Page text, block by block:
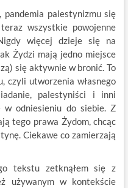
palestynizmu się
wszystkie powojenne
więcej dzieje się na
Żydzi mają jedno miejsce
się aktywnie w bronić. To
czyli utworzenia własnego
palestyniści i inni
w odniesieniu do siebie. Z
tego prawa Żydom, chcąc
Ciekawe co zamierzają
tekstu zetknąłem się z
używanym w kontekście